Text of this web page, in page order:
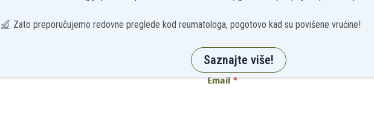
Email*
Zato preporučujemo redovne preglede kod reumatologa, pogotovo kad su povišene vrućine!
Saznajte više!